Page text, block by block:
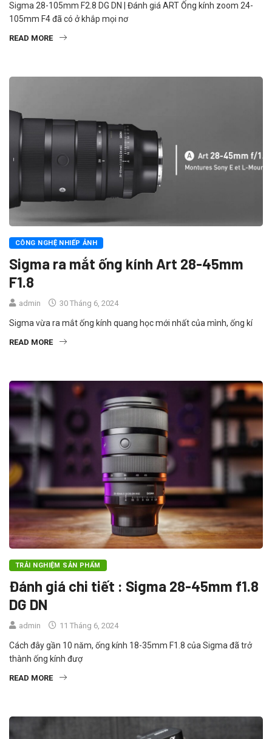
Sigma 28-105mm F2.8 DG DN | Đánh giá ART Ống kính zoom 24-
105mm F4 đã có ở khắp mọi nơ
READ MORE
CÔNG NGHỆ NHIẾP ẢNH
Sigma ra mắt ống kính Art 28-45mm
F1.8
admin 30 Tháng 6, 2024
Sigma vừa ra mắt ống kính quang học mới nhất của mình, ống kí
READ MORE
TRẢI NGHIỆM SẢN PHẨM
Đánh giá chi tiết : Sigma 28-45mm f1.8
DG DN
admin 11 Tháng 6, 2024
Cách đây gần 10 năm, ống kính 18-35mm F1.8 của Sigma đã trở
thành ống kính đượ
READ MORE